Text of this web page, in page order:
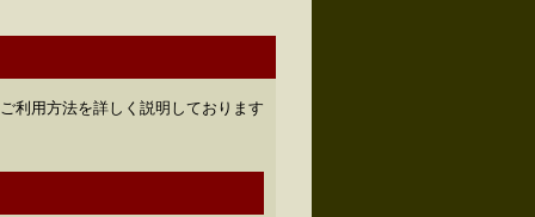
利用方法を詳しく説明しております